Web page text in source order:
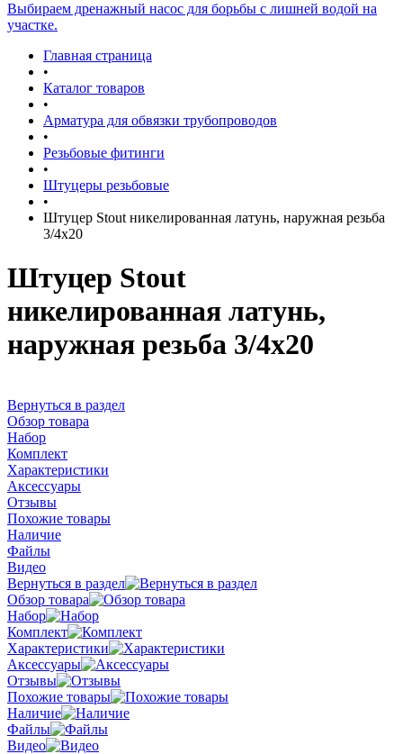
Выбираем дренажный насос для борьбы с лишней водой на
участке.
Главная страница
•
Каталог товаров
•
Арматура для обвязки трубопроводов
•
Резьбовые фитинги
•
Штуцеры резьбовые
•
Штуцер Stout никелированная латунь, наружная резьба
3/4x20
Штуцер Stout
никелированная латунь,
наружная резьба 3/4x20
Вернуться в раздел
Обзор товара
Набор
Комплект
Характеристики
Аксессуары
Отзывы
Похожие товары
Наличие
Файлы
Видео
Вернуться в раздел
Обзор товара
Набор
Комплект
Характеристики
Аксессуары
Отзывы
Похожие товары
Наличие
Файлы
Видео